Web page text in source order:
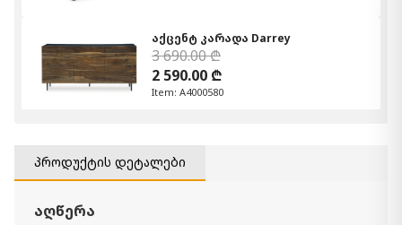
აქცენტ კარადა Darrey
3 690.00 ₾
2 590.00 ₾
Item: A4000580
620.00 ₾
430.00 ₾
პროდუქტის დეტალები
აღწერა